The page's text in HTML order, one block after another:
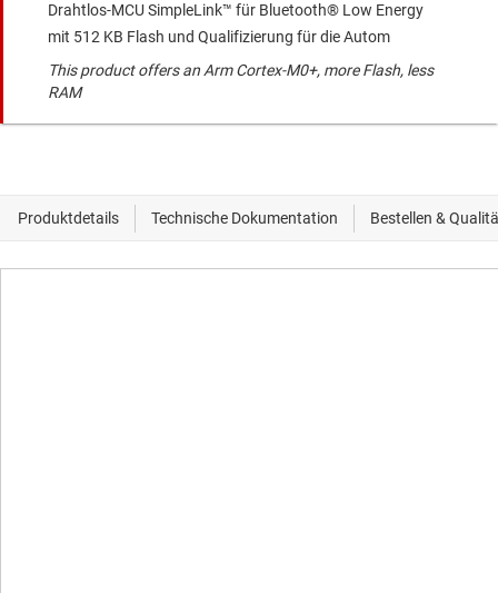
Drahtlos-MCU SimpleLink™ für Bluetooth® Low Energy
mit 512 KB Flash und Qualifizierung für die Autom
This product offers an Arm Cortex-M0+, more Flash, less
RAM